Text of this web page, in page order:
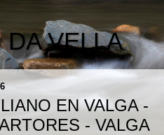
DA VELLA
EN VALGA -
- VALGA